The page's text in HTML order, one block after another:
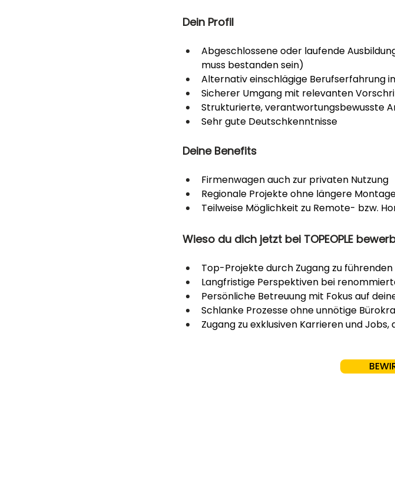
Dein Profil
Abgeschlossene oder laufende
muss bestanden sein)
Alternativ einschlägige Berufserfahrung
Sicherer Umgang mit relevanten
Strukturierte, verantwortungsbewusste
Sehr gute Deutschkenntnisse
Deine Benefits
Firmenwagen auch zur privaten Nutzung
Regionale Projekte ohne längere
Teilweise Möglichkeit zu Remote- bzw.
Wieso du dich jetzt bei TOPEOPLE
Top-Projekte durch Zugang zu
Langfristige Perspektiven bei
Persönliche Betreuung mit Fokus auf
Schlanke Prozesse ohne unnötige
Zugang zu exklusiven Karrieren und